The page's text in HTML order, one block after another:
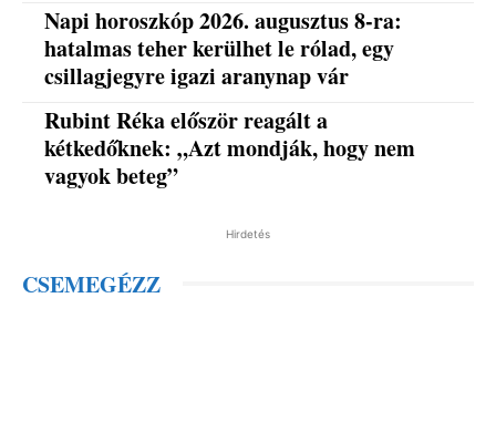
Napi horoszkóp 2026. augusztus 8-ra:
hatalmas teher kerülhet le rólad, egy
csillagjegyre igazi aranynap vár
Rubint Réka először reagált a
kétkedőknek: „Azt mondják, hogy nem
vagyok beteg”
Hirdetés
CSEMEGÉZZ